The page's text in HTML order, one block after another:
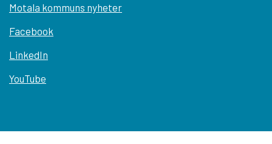
Motala kommuns nyheter
Facebook
LinkedIn
YouTube